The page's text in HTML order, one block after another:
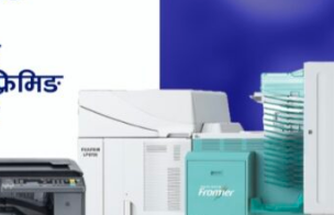
सक्रियता बढाउदै यो अभियान सुरु गरेको हो।